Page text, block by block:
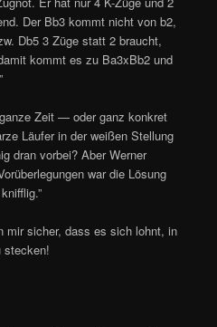
Der Bb3 kommt nicht von b2,
Db5 3 Züge statt 2 braucht,
kommt es zu Ba3xBb2 und
Zeit — oder ganz konkret
Läufer in der weißen Stellung
dran vorbei? Aber Werner
war die Lösung
mir sicher, dass es sich lohnt, in
stecken!